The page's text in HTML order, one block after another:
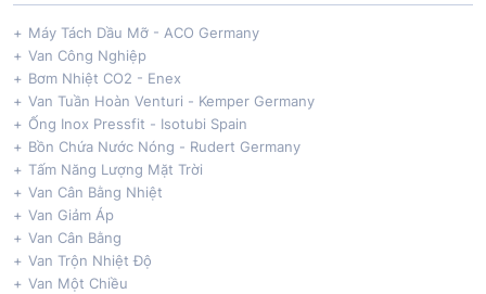
Máy Tách Dầu Mỡ - ACO Germany
Van Công Nghiệp
Bơm Nhiệt CO2 - Enex
Van Tuần Hoàn Venturi - Kemper Germany
Ống Inox Pressfit - Isotubi Spain
Bồn Chứa Nước Nóng - Rudert Germany
Tấm Năng Lượng Mặt Trời
Van Cân Bằng Nhiệt
Van Giảm Áp
Van Cân Bằng
Van Trộn Nhiệt Độ
Van Một Chiều